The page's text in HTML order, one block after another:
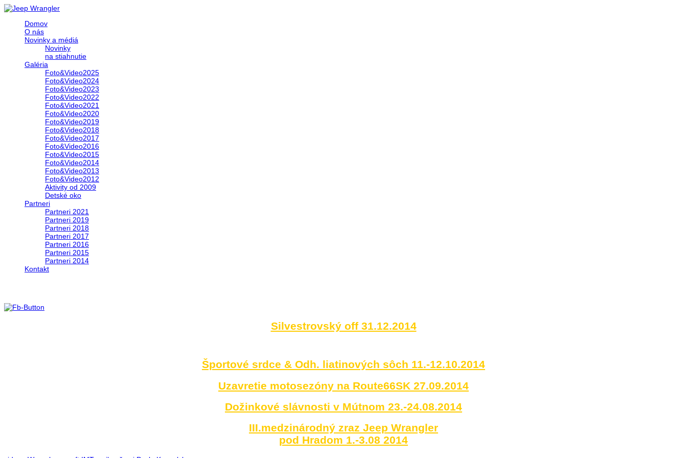
Domov
O nás
Novinky a médiá
Novinky
na stiahnutie
Galéria
Foto&Video2025
Foto&Video2024
Foto&Video2023
Foto&Video2022
Foto&Video2021
Foto&Video2020
Foto&Video2019
Foto&Video2018
Foto&Video2017
Foto&Video2016
Foto&Video2015
Foto&Video2014
Foto&Video2013
Foto&Video2012
Aktivity od 2009
Detské oko
Partneri
Partneri 2021
Partneri 2019
Partneri 2018
Partneri 2017
Partneri 2016
Partneri 2015
Partneri 2014
Kontakt
Silvestrovský off 31.12.2014
Športové srdce & Odh. liatinových sôch 11.-12.10.2014
Uzavretie motosezóny na Route66SK 27.09.2014
Dožinkové slávnosti v Mútnom 23.-24.08.2014
III.medzinárodný zraz Jeep Wrangler
pod Hradom 1.-3.08 2014